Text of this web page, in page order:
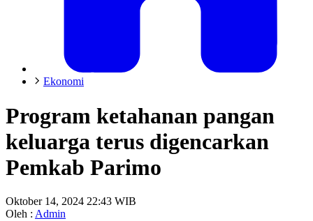
Ekonomi
Program ketahanan pangan
keluarga terus digencarkan
Pemkab Parimo
Oktober 14, 2024 22:43 WIB
Oleh : Admin